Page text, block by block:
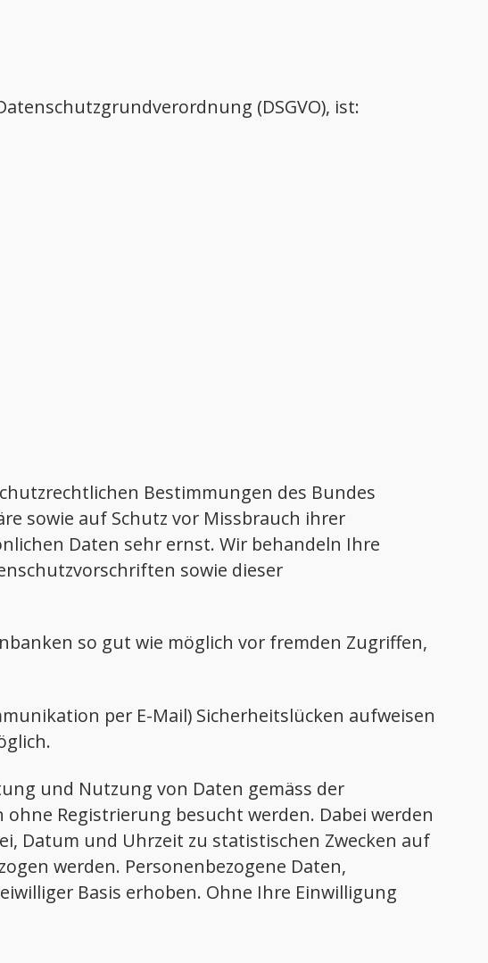
(DSGVO), ist:
Bestimmungen des Bundes
sowie auf Schutz vor Missbrauch ihrer
Daten sehr ernst. Wir behandeln Ihre
sowie dieser
so gut wie möglich vor fremden Zugriffen,
per E-Mail) Sicherheitslücken aufweisen
und Nutzung von Daten gemäss der
Registrierung besucht werden. Dabei werden
Datum und Uhrzeit zu statistischen Zwecken auf
werden. Personenbezogene Daten,
Basis erhoben. Ohne Ihre Einwilligung